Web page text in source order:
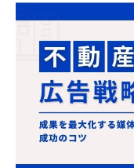
すべての記事
CATEGORY
カテゴリで探す
TAG
タグで探す
WRITER
ライターで探す
FEATURE
特集
MOVIE
動画